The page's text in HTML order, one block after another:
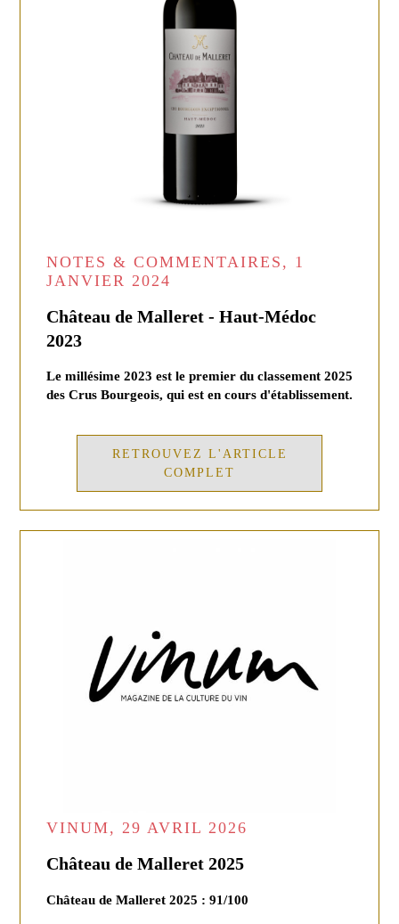
NOTES & COMMENTAIRES, 1
JANVIER 2024
Château de Malleret - Haut-Médoc
2023
Le millésime 2023 est le premier du classement 2025
des Crus Bourgeois, qui est en cours d'établissement.
RETROUVEZ L'ARTICLE
COMPLET
VINUM, 29 AVRIL 2026
Château de Malleret 2025
Château de Malleret 2025 : 91/100